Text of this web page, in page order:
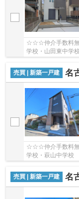
☆☆☆仲介手数料無
学校・山田東中学校
売買 | 新築一戸建 名古屋
☆☆☆仲介手数料無
学校・萩山中学校
売買 | 新築一戸建 名古屋